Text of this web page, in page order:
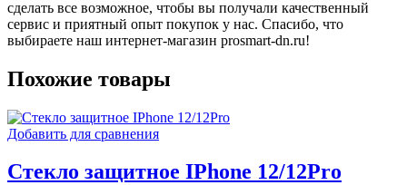
сделать все возможное, чтобы вы получали качественный
сервис и приятный опыт покупок у нас. Спасибо, что
выбираете наш интернет-магазин prosmart-dn.ru!
Похожие товары
Добавить для сравнения
Стекло защитное IPhone 12/12Pro